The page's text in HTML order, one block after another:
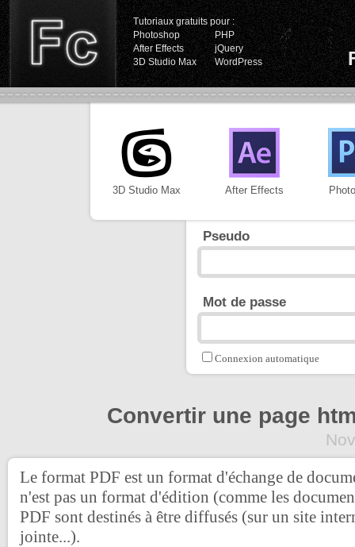
Tutoriaux gratuits pour :
Photoshop
PHP
After Effects
jQuery
3D Studio Max
WordPress
3D Studio Max After Effects
Pseudo
Mot de passe
Connexion automatique
Convertir une page
Le format PDF est un format d'échange de
n'est pas un format d'édition (comme les
PDF sont destinés à être diffusés (sur un site
jointe...).